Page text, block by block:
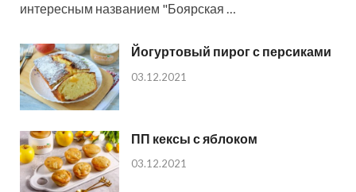
интересным названием "Боярская …
Йогуртовый пирог с персиками
03.12.2021
ПП кексы с яблоком
03.12.2021